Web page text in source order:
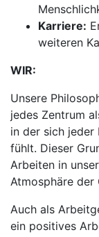
Karriere:
weiteren
WIR:
Unsere
jedes Zentrum
in der sich jeder
fühlt. Dieser
Arbeiten in
Atmosphäre der
Auch als
ein positives